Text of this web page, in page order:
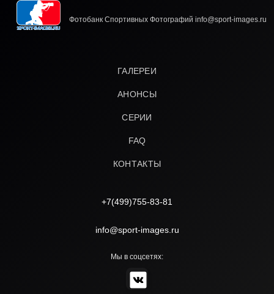
Фотобанк Спортивных Фотографий info@sport-images.ru
ГАЛЕРЕИ
АНОНСЫ
СЕРИИ
FAQ
КОНТАКТЫ
+7(499)755-83-81
info@sport-images.ru
Мы в соцсетях: